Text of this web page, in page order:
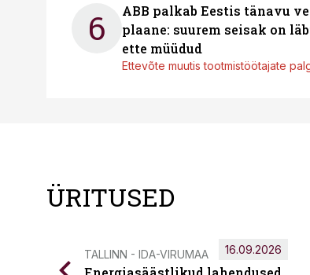
6
ABB palkab Eestis tänavu
plaane: suurem seisak on
ette müüdud
Ettevõte muutis tootmistöötajate
ÜRITUSED
TALLINN - IDA-VIRUMAA 16.09.2026